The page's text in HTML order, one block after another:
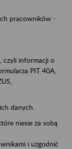
pracowników -
czyli informacji o
PIT 40A,
danych.
niesie za sobą
i uzgodnić